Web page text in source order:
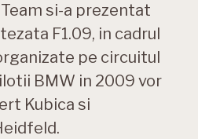
Team si-a prezentat
F1.09, in cadrul
pe circuitul
BMW in 2009 vor
Kubica si